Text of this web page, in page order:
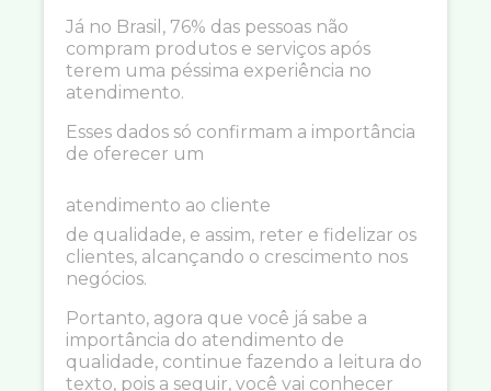
Já no Brasil, 76% das pessoas não
compram produtos e serviços após
terem uma péssima experiência no
atendimento.
Esses dados só confirmam a importância
de oferecer um
atendimento ao cliente
de qualidade, e assim, reter e fidelizar os
clientes, alcançando o crescimento nos
negócios.
Portanto, agora que você já sabe a
importância do atendimento de
qualidade, continue fazendo a leitura do
texto, pois a seguir, você vai conhecer